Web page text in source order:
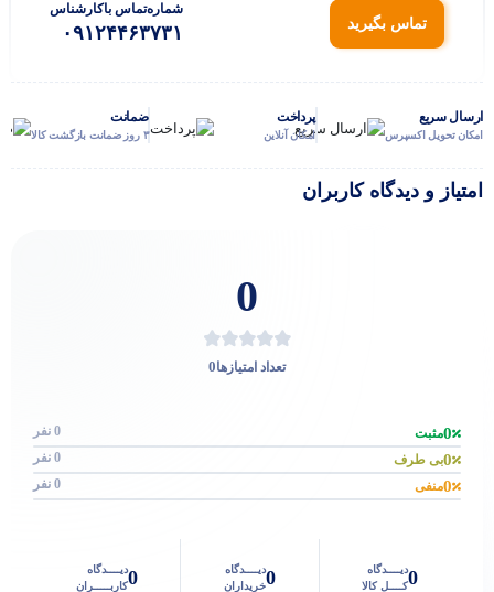
تماس بگیرید
شماره‌تماس‌ با‌کارشناس
۰۹۱۲۴۴۶۳۷۳۱
ارسال سریع
امکان تحویل اکسپرس
پرداخت
امکان آنلاین
ضمانت
۳ روز ضمانت بازگشت کالا
امتیاز و دیدگاه کاربران
0
تعداد امتیازها0
0مثبت 0 نفر
0بی طرف 0 نفر
0منفی 0 نفر
0دیــــدگاه
کــــل کالا
0دیــــدگاه
خریداران
0دیــــدگاه
کاربـــــران